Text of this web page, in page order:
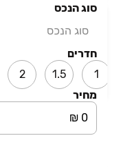
סוג הנכס
סוג הנכס
חדרים
1
1.5
2
מחיר